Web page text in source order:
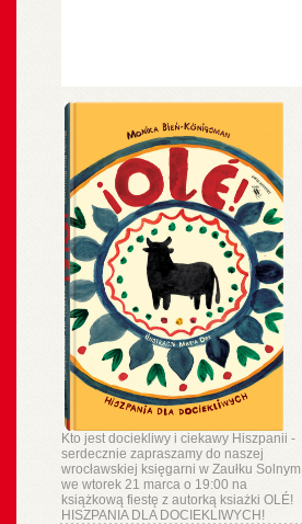
Kto jest dociekliwy i ciekawy Hiszpanii -
serdecznie zapraszamy do naszej
wrocławskiej księgarni w Zaułku Solnym
we wtorek 21 marca o 19:00 na
książkową fiestę z autorką ksiażki OLÉ!
HISZPANIA DLA DOCIEKLIWYCH!